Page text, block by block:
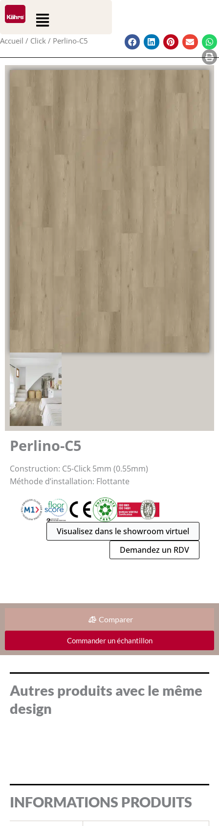
Aller
au
RechercherFlyout
Menu
Accueil / Click / Perlino-C5
Perlino-C5
Construction: C5-Click 5mm (0.55mm)
Méthode d’installation: Flottante
Visualisez dans le showroom virtuel
Demandez un RDV
Comparer
Commander un échantillon
Autres produits avec le même
design
INFORMATIONS PRODUITS